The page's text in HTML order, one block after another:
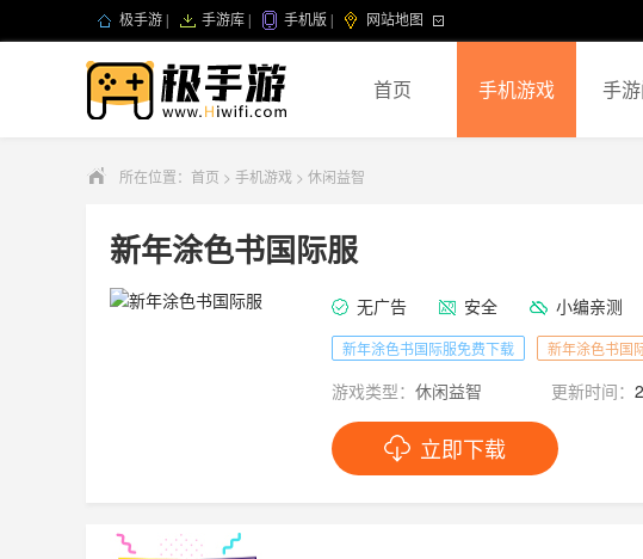
极手游 手游库 手机版 网站地图
首页 手机游戏 手
所在位置： 首页 > 手机游戏 > 休闲益智
新年涂色书国际服
无广告 安全 小编亲测
新年涂色书国际服免费下载 新年涂色书国
游戏类型： 休闲益智 更新时间：
立即下载